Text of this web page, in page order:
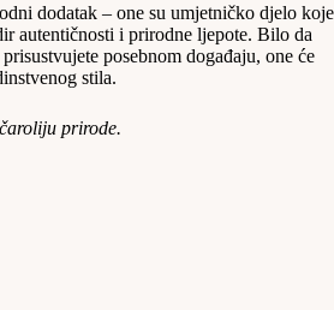
dodatak – one su umjetničko djelo koje
autentičnosti i prirodne ljepote. Bilo da
posebnom događaju, one će
stila.
prirode.